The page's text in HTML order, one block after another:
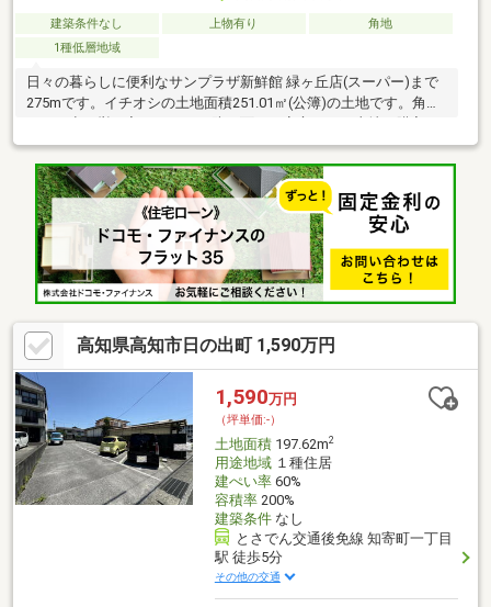
建築条件なし 上物有り
角地
1種低層地域
日々の暮らしに便利なサンプラザ新鮮館 緑ヶ丘店(スーパー)まで
275mです。イチオシの土地面積251.01㎡(公簿)の土地です。角地
なので空き巣も入りにくく、防犯面でも安心です。土地の購入を
ご検討の方にお勧めの売地となっています。周辺環境が充実して
いる住宅用地です。開放的でゆったりとした街並みの第一種低層
住居専用地域での生活はいかがですか。
高知県高知市日の出町 1,590万円
1,590万円
（坪単価:-）
土地面積197.62m2
用途地域１種住居
建ぺい率60%
容積率200%
建築条件なし
とさでん交通後免線 知寄町一丁目
駅 徒歩5分
その他の交通